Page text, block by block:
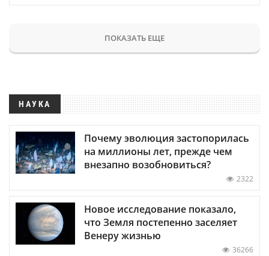
ПОКАЗАТЬ ЕЩЕ
НАУКА
Почему эволюция застопорилась
на миллионы лет, прежде чем
внезапно возобновиться?
2322
Новое исследование показало,
что Земля постепенно заселяет
Венеру жизнью
36266